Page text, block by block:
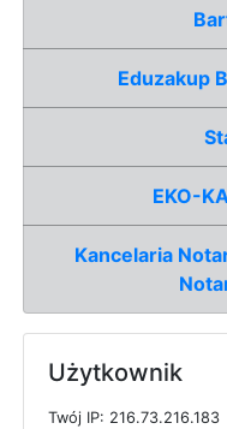
Eduzakup
EKO-
Kancelaria
Użytkownik
Twój IP: 216.73.216.183